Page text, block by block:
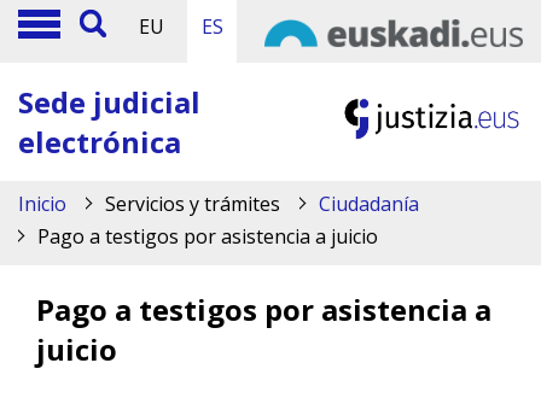
EU ES
Sede judicial
electrónica
Inicio Servicios y trámites
Ciudadanía
Pago a testigos por asistencia a juicio
Pago a testigos por asistencia a
juicio